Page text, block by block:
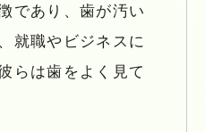
であり、歯が汚い
就職やビジネスに
らは歯をよく見て